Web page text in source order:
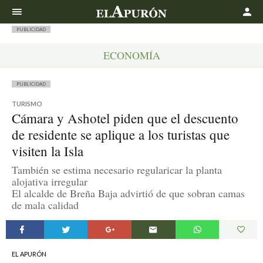
PUBLICIDAD
ECONOMÍA
PUBLICIDAD
TURISMO
Cámara y Ashotel piden que el descuento
de residente se aplique a los turistas que
visiten la Isla
También se estima necesario regularicar la planta
alojativa irregular
El alcalde de Breña Baja advirtió de que sobran camas
de mala calidad
EL APURÓN